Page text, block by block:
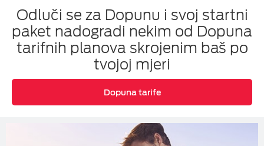
Odluči se za Dopunu i svoj startni
paket nadogradi nekim od Dopuna
tarifnih planova skrojenim baš po
tvojoj mjeri
Dopuna tarife